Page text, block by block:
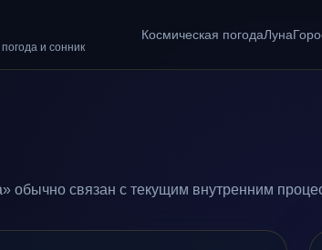
и сонник
Космическая погодаЛуна
обычно связан с текущим внутренним